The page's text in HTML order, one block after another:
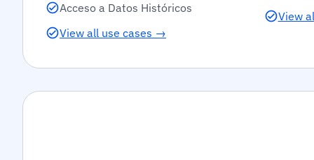
Acceso a Datos Históricos
View all use cases →
View